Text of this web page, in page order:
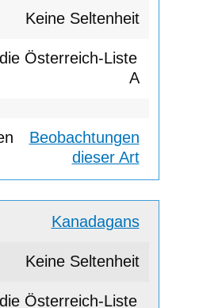
Keine Seltenheit
A
Beobachtungen
dieser Art
Kanadagans
Keine Seltenheit